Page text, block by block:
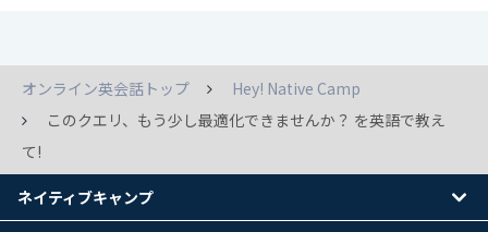
オンライン英会話トップ
Hey! Native Camp
このクエリ、もう少し最適化できませんか？ を英語で教え
て!
ネイティブキャンプ